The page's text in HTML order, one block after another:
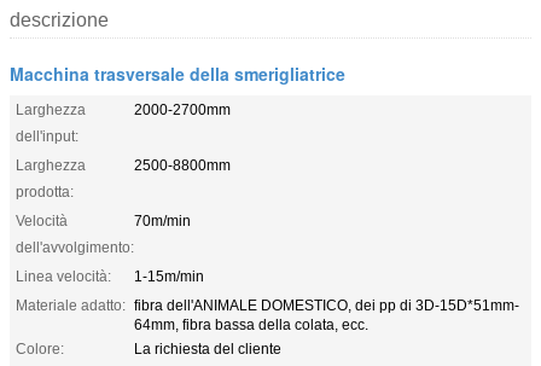
descrizione
Macchina trasversale della smerigliatrice
Larghezza
dell'input:
2000-2700mm
Larghezza
prodotta:
2500-8800mm
Velocità
dell'avvolgimento:
70m/min
Linea velocità:
1-15m/min
Materiale adatto: fibra dell'ANIMALE DOMESTICO, dei pp di 3D-15D*51mm-
64mm, fibra bassa della colata, ecc.
Colore:
La richiesta del cliente